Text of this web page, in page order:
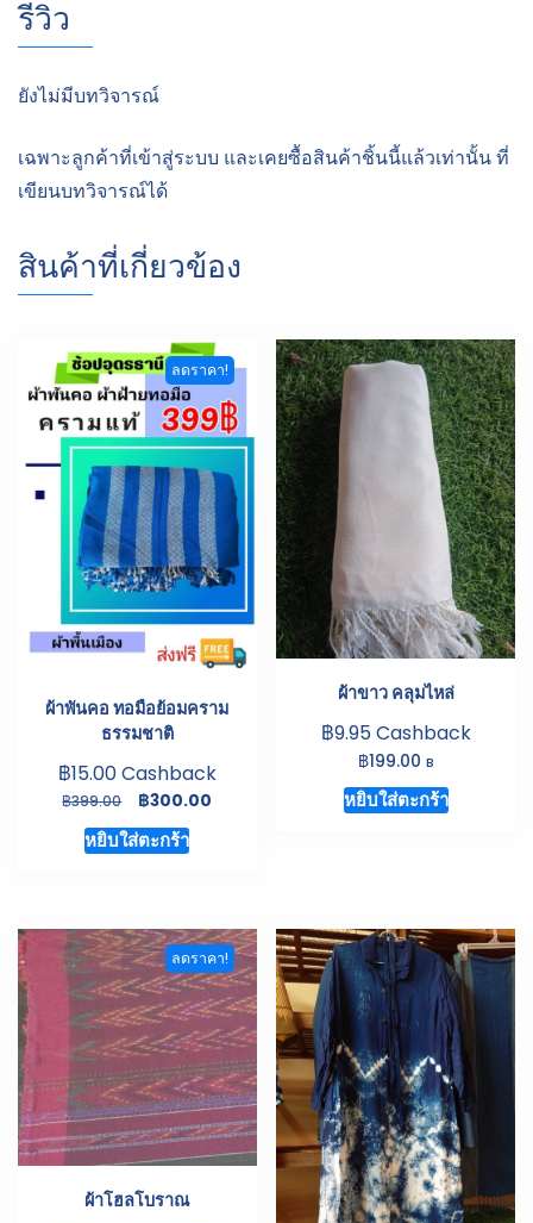
รีวิว
ยังไม่มีบทวิจารณ์
เฉพาะลูกค้าที่เข้าสู่ระบบ และเคยซื้อสินค้าชิ้นนี้แล้วเท่านั้น ที่
เขียนบทวิจารณ์ได้
สินค้าที่เกี่ยวข้อง
ลดราคา!
ผ้าพันคอ ทอมือย้อมคราม
ธรรมชาติ
฿15.00Cashback
฿399.00
Original
price
was:
฿300.00
หยิบใส่ตะกร้า
ผ้าขาว คลุมไหล่
฿9.95Cashback
฿199.00 B
หยิบใส่ตะกร้า
ลดราคา!
ผ้าโฮลโบราณ